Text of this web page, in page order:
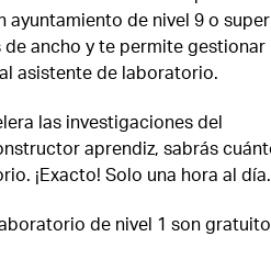
de nivel 9 o
ancho y te permite gestionar
asistente de laboratorio.
las investigaciones del
aprendiz, sabrás
¡Exacto! Solo una hora al día.
de nivel 1 son